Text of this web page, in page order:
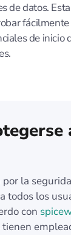
de datos.
de inicio
por la
todos los
con